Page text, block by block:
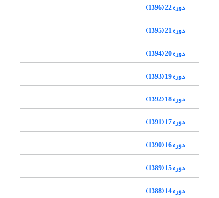
دوره 22 (1396)
دوره 21 (1395)
دوره 20 (1394)
دوره 19 (1393)
دوره 18 (1392)
دوره 17 (1391)
دوره 16 (1390)
دوره 15 (1389)
دوره 14 (1388)